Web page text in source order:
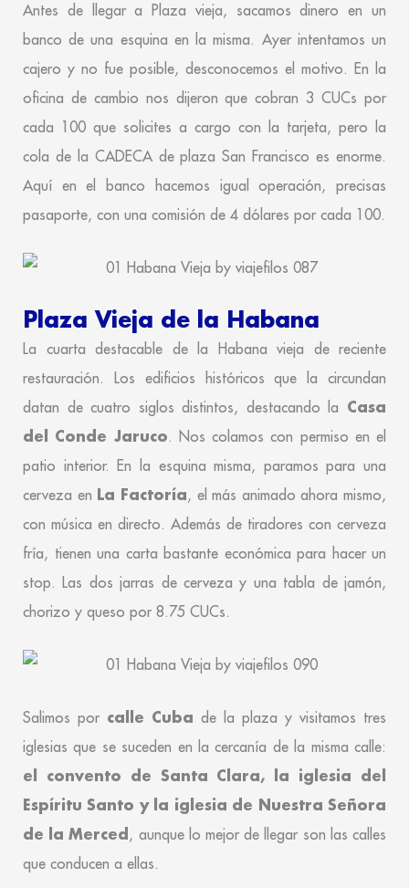
Antes de llegar a Plaza vieja, sacamos dinero en un
banco de una esquina en la misma. Ayer intentamos un
cajero y no fue posible, desconocemos el motivo. En la
oficina de cambio nos dijeron que cobran 3 CUCs por
cada 100 que solicites a cargo con la tarjeta, pero la
cola de la CADECA de plaza San Francisco es enorme.
Aquí en el banco hacemos igual operación, precisas
pasaporte, con una comisión de 4 dólares por cada 100.
Plaza Vieja de la Habana
La cuarta destacable de la Habana vieja de reciente
restauración. Los edificios históricos que la circundan
datan de cuatro siglos distintos, destacando la Casa
del Conde Jaruco. Nos colamos con permiso en el
patio interior. En la esquina misma, paramos para una
cerveza en La Factoría, el más animado ahora mismo,
con música en directo. Además de tiradores con cerveza
fría, tienen una carta bastante económica para hacer un
stop. Las dos jarras de cerveza y una tabla de jamón,
chorizo y queso por 8.75 CUCs.
Salimos por calle Cuba de la plaza y visitamos tres
iglesias que se suceden en la cercanía de la misma calle:
el convento de Santa Clara, la iglesia del
Espíritu Santo y la iglesia de Nuestra Señora
de la Merced, aunque lo mejor de llegar son las calles
que conducen a ellas.